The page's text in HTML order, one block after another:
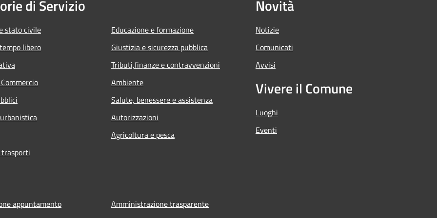
di Servizio
stato civile
libero
Educazione e formazione
Giustizia e sicurezza pubblica
Tributi,finanze e contravvenzioni
Ambiente
Salute, benessere e assistenza
Autorizzazioni
Agricoltura e pesca
Novità
Notizie
Comunicati
Avvisi
Vivere il Comune
Luoghi
Eventi
appuntamento
Amministrazione trasparente